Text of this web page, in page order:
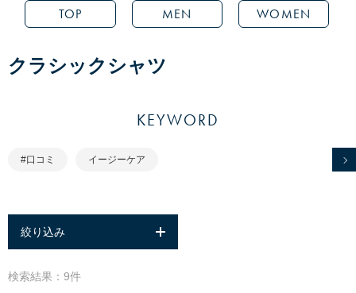
TOP MEN WOMEN
クラシックシャツ
KEYWORD
#口コミ イージーケア
絞り込み
検索結果：9件